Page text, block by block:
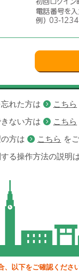
れた方は こちら
ない方は こちら
方は こちら を
る操作方法の説明
、以下をご確認くださ